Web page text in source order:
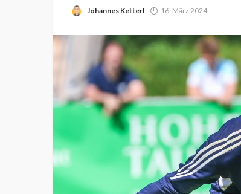
Johannes Ketterl 16. März 2024